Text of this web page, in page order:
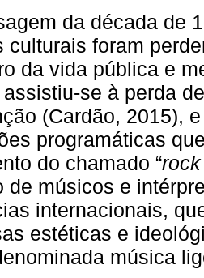
da década de
culturais foram
da vida pública e
se à perda
(Cardão, 2015),
programáticas
do chamado “rock
de músicos e
internacionais,
estéticas e
música